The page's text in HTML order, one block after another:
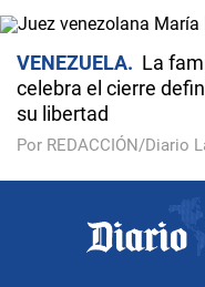
VENEZUELA
La
celebra el cierre
su libertad
Por REDACCIÓN/Diario